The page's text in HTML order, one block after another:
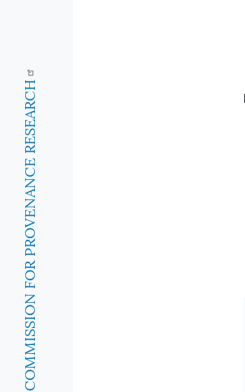
COMMISSION FOR PROVENANCE RESEARCH